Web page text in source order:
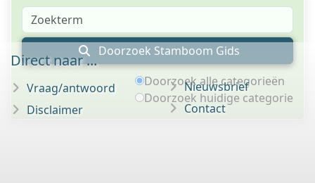
Doorzoek Stamboom Gids
Doorzoek alle categorieën
Doorzoek huidige categorie
Direct naar ...
Vraag/antwoord
Disclaimer
Nieuwsbrief
Contact